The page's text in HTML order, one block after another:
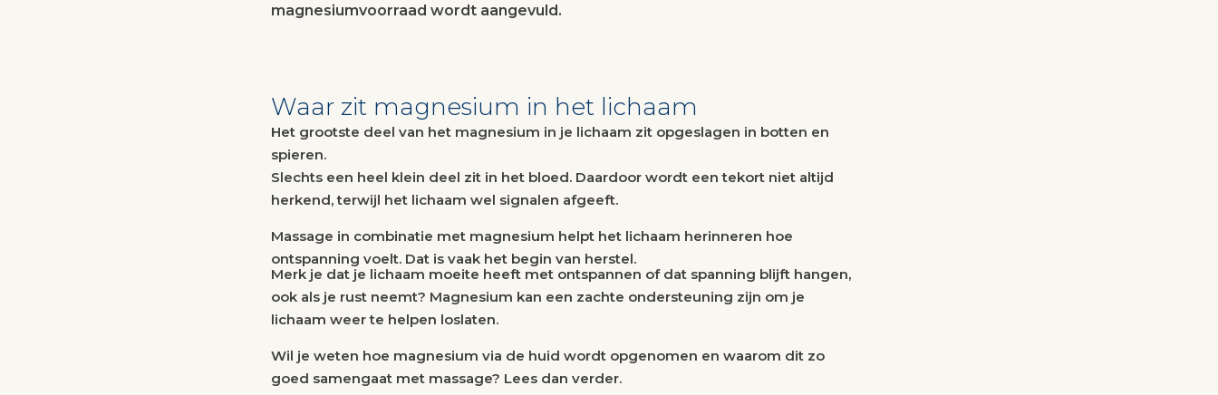
magnesiumvoorraad wordt aangevuld.
Waar zit magnesium in het lichaam
Het grootste deel van het magnesium in je lichaam zit opgeslagen in botten en
spieren.
Slechts een heel klein deel zit in het bloed. Daardoor wordt een tekort niet altijd
herkend, terwijl het lichaam wel signalen afgeeft.
Massage in combinatie met magnesium helpt het lichaam herinneren hoe
ontspanning voelt. Dat is vaak het begin van herstel.
Merk je dat je lichaam moeite heeft met ontspannen of dat spanning blijft hangen,
ook als je rust neemt? Magnesium kan een zachte ondersteuning zijn om je
lichaam weer te helpen loslaten.
Wil je weten hoe magnesium via de huid wordt opgenomen en waarom dit zo
goed samengaat met massage? Lees dan verder.